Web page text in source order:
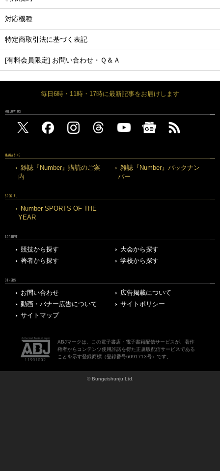
対応機種
特定商取引法に基づく表記
[有料会員限定] お問い合わせ・Ｑ＆Ａ
毎日6時・11時・17時に最新記事をお届けします
FOLLOW US
MAGAZINE
雑誌『Number』購読のご案
内
雑誌『Number』バックナン
バー
SPECIAL
Number SPORTS OF THE
YEAR
ARCHIVE
競技から探す
大会から探す
著者から探す
学校から探す
OTHERS
お問い合わせ
広告掲載について
動画・バナー広告について
サイトポリシー
サイトマップ
ABJマークは、この電子書店・電子書籍配信サービスが、著作
権者からコンテンツ使用許諾を得た正規版配信サービスである
ことを示す登録商標（登録番号6091713号）です。
© Bungeishunju Ltd.